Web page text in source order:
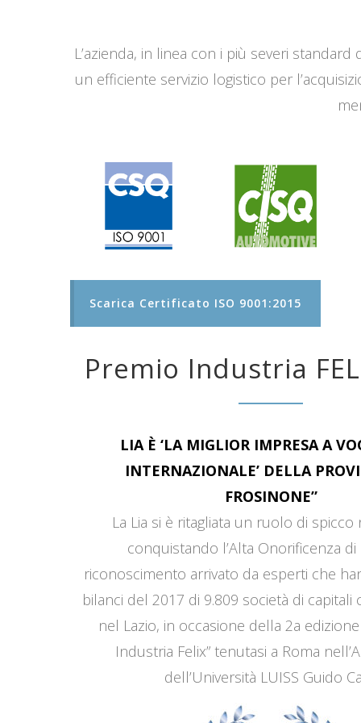
L’azienda, in linea con i più severi
un efficiente servizio logistico per
Scarica Certificato ISO 9001:2015
Premio Industria
LIA È ‘LA MIGLIOR IMPRESA A
INTERNAZIONALE’ DELLA
FROSINONE”
La Lia si è ritagliata un ruolo di
conquistando l’Alta Onorificenza di
riconoscimento arrivato da esperti che
bilanci del 2017 di 9.809 società di capitali
nel Lazio, in occasione della 2a
Industria Felix” tenutasi a Roma
dell’Università LUISS Guido